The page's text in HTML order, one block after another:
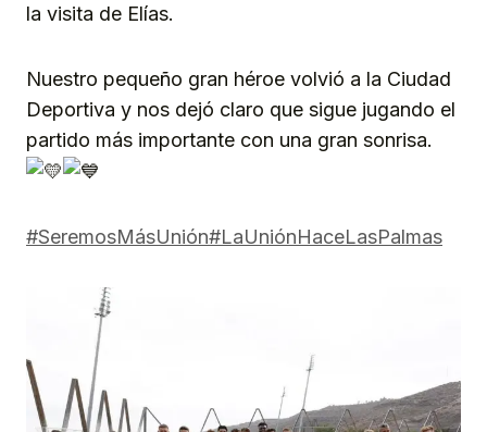
la visita de Elías.
Nuestro pequeño gran héroe volvió a la Ciudad
Deportiva y nos dejó claro que sigue jugando el
partido más importante con una gran sonrisa.
#SeremosMásUnión#LaUniónHaceLasPalmas